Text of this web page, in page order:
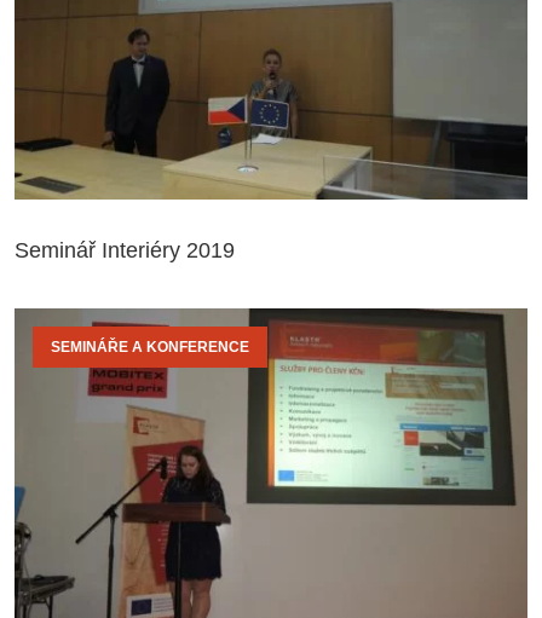
Seminář Interiéry 2019
SEMINÁŘE A KONFERENCE